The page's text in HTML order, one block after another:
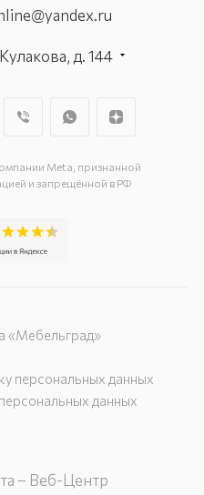
д. 144
Маркса, д. 68
Meta, признанной
и запрещённой в РФ
«Мебельград»
персональных данных
данных
– Веб-Центр